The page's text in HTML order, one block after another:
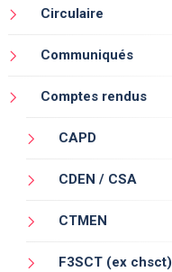
Circulaire
Communiqués
Comptes rendus
CAPD
CDEN / CSA
CTMEN
F3SCT (ex chsct)